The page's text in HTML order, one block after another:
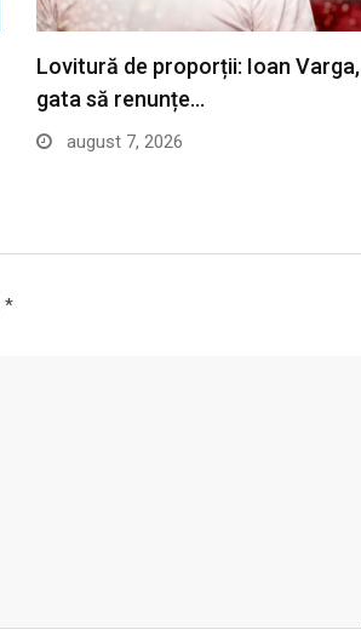
Lovitură de proporții: Ioan Varga,
gata să renunțe…
august 7, 2026
*